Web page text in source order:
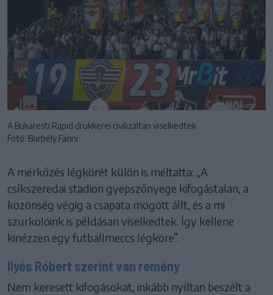
A Bukaresti Rapid drukkerei civilizáltan viselkedtek
Fotó: Borbély Fanni
A mérkőzés légkörét külön is méltatta: „A
csíkszeredai stadion gyepszőnyege kifogástalan, a
közönség végig a csapata mögött állt, és a mi
szurkolóink is példásan viselkedtek. Így kellene
kinézzen egy futballmeccs légköre”.
Ilyés Róbert szerint van remény
Nem keresett kifogásokat, inkább nyíltan beszélt a